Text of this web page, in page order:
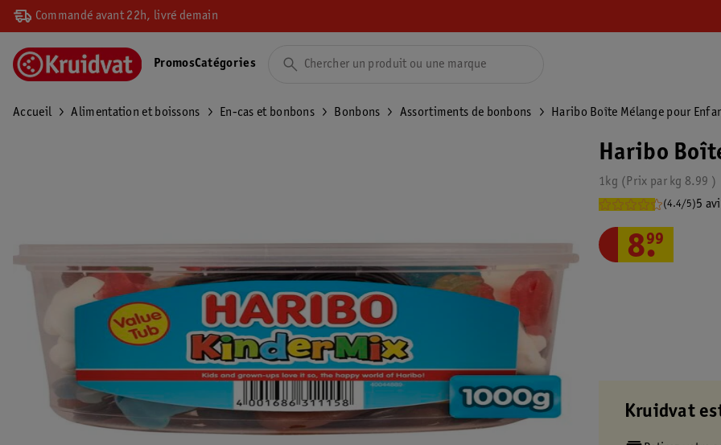
Commandé avant 22h, livré demain
PromosCatégories
Accueil Alimentation et boissons En-cas et bonbons Bonbons Assortiments de bonbons Haribo Boîte Mélange pour
Haribo
1kg 8.99
Prix par kg
(4.4/5)5
8.
99
Kruidvat